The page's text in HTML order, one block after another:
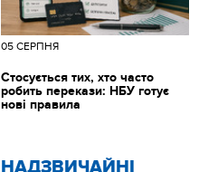
НАДЗВИЧАЙНІ
05 СЕРПНЯ
Стосується тих, хто часто
робить перекази: НБУ готує
нові правила